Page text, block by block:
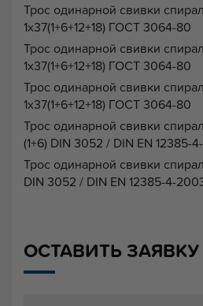
Трос одинарной свивки
1х37(1+6+12+18) ГОСТ 3064-80
Трос одинарной свивки
1х37(1+6+12+18) ГОСТ 3064-80
Трос одинарной свивки
1х37(1+6+12+18) ГОСТ 3064-80
Трос одинарной свивки
(1+6) DIN 3052 / DIN EN 12385-
Трос одинарной свивки
DIN 3052 / DIN EN 12385-4-
ОСТАВИТЬ ЗАЯВКУ